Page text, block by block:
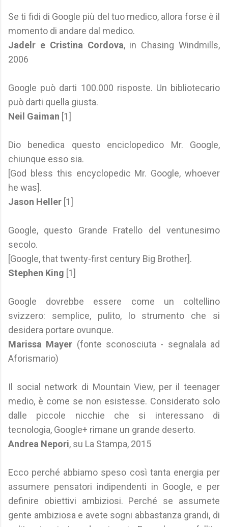
Se ti fidi di Google più del tuo medico, allora forse è il
momento di andare dal medico.
Jadelr e Cristina Cordova, in Chasing Windmills,
2006
Google può darti 100.000 risposte. Un bibliotecario
può darti quella giusta.
Neil Gaiman [1]
Dio benedica questo enciclopedico Mr. Google,
chiunque esso sia.
[God bless this encyclopedic Mr. Google, whoever
he was].
Jason Heller [1]
Google, questo Grande Fratello del ventunesimo
secolo.
[Google, that twenty-first century Big Brother].
Stephen King [1]
Google dovrebbe essere come un coltellino
svizzero: semplice, pulito, lo strumento che si
desidera portare ovunque.
Marissa Mayer (fonte sconosciuta - segnalala ad
Aforismario)
Il social network di Mountain View, per il teenager
medio, è come se non esistesse. Considerato solo
dalle piccole nicchie che si interessano di
tecnologia, Google+ rimane un grande deserto.
Andrea Nepori, su La Stampa, 2015
Ecco perché abbiamo speso così tanta energia per
assumere pensatori indipendenti in Google, e per
definire obiettivi ambiziosi. Perché se assumete
gente ambiziosa e avete sogni abbastanza grandi, di